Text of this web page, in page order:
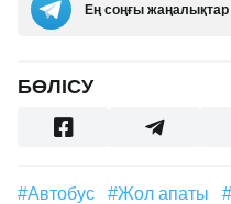
Ең соңғы
БӨЛІСУ
#автобус #жол апаты